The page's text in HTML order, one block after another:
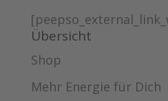
Übersicht
Shop
Mehr Energie für Dich